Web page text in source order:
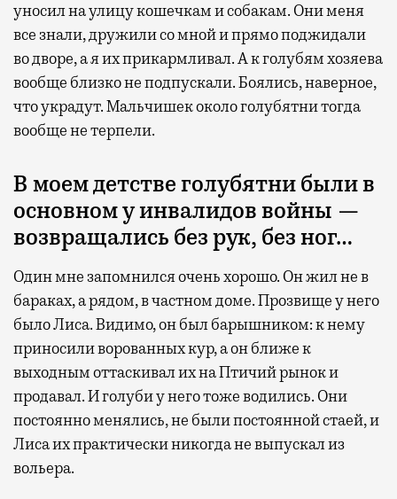
уносил на улицу кошечкам и собакам. Они меня
все знали, дружили со мной и прямо поджидали
во дворе, а я их прикармливал. А к голубям хозяева
вообще близко не подпускали. Боялись, наверное,
что украдут. Мальчишек около голубятни тогда
вообще не терпели.
В моем детстве голубятни были в
основном у инвалидов войны —
возвращались без рук, без ног…
Один мне запомнился очень хорошо. Он жил не в
бараках, а рядом, в частном доме. Прозвище у него
было Лиса. Видимо, он был барышником: к нему
приносили ворованных кур, а он ближе к
выходным оттаскивал их на Птичий рынок и
продавал. И голуби у него тоже водились. Они
постоянно менялись, не были постоянной стаей, и
Лиса их практически никогда не выпускал из
вольера.